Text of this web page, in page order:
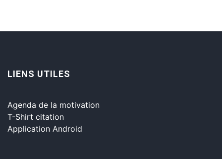
LIENS UTILES
Agenda de la motivation
T-Shirt citation
Application Android